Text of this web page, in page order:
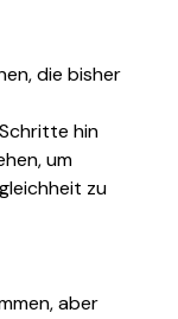
die bisher
hin
um
zu
aber